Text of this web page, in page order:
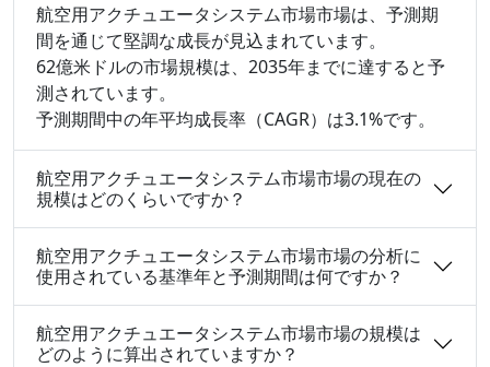
航空用アクチュエータシステム市場市場は、予測期
間を通じて堅調な成長が見込まれています。
62億米ドルの市場規模は、2035年までに達すると予
測されています。
予測期間中の年平均成長率（CAGR）は3.1%です。
航空用アクチュエータシステム市場市場の現在の
規模はどのくらいですか？
航空用アクチュエータシステム市場市場の分析に
使用されている基準年と予測期間は何ですか？
航空用アクチュエータシステム市場市場の規模は
どのように算出されていますか？